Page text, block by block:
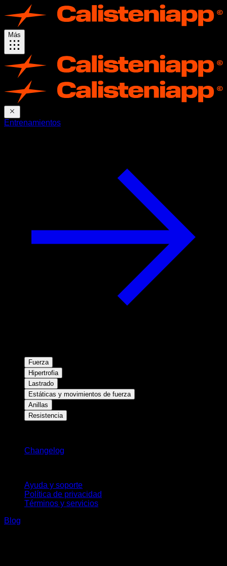
Más
Entrenamientos
Fuerza
Hipertrofia
Lastrado
Estáticas y movimientos de fuerza
Anillas
Resistencia
Changelog
Ayuda y soporte
Política de privacidad
Términos y servicios
Blog